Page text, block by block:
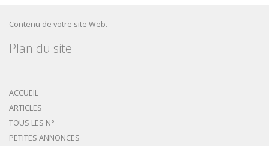
Contenu de votre site Web.
Plan du site
ACCUEIL
ARTICLES
TOUS LES N°
PETITES ANNONCES